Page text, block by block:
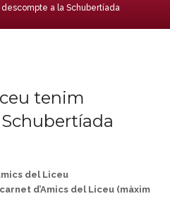
a la Schubertíada
tenim
del Liceu
d’Amics del Liceu (màxim